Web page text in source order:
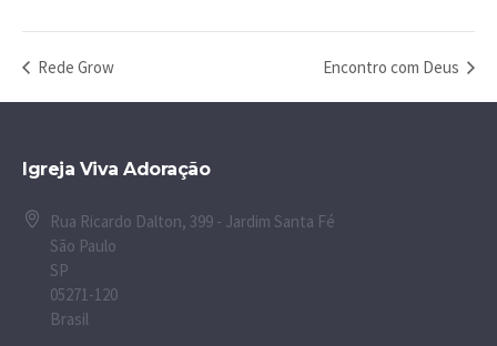
Rede Grow Encontro com Deus
Igreja Viva Adoração
Rua Ricardo Dalton, 399 - Jardim Santa Fé
São Paulo
SP
05271-120
Brasil